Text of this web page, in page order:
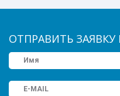
ОТПРАВИТЬ